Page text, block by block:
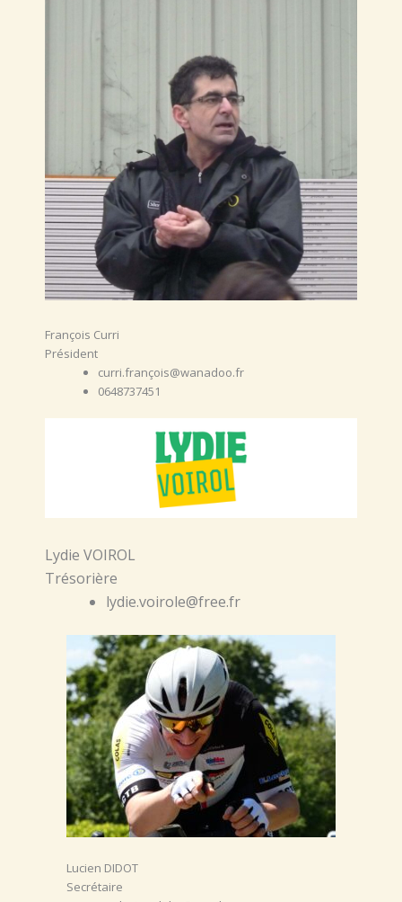
François Curri
Président
curri.françois@wanadoo.fr
0648737451
Lydie VOIROL
Trésorière
lydie.voirole@free.fr
Lucien DIDOT
Secrétaire